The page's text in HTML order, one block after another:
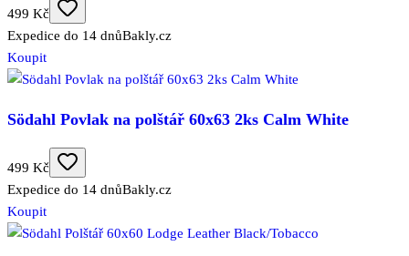
499 Kč
Expedice do 14 dnůBakly.cz
Koupit
Södahl Povlak na polštář 60x63 2ks Calm White
499 Kč
Expedice do 14 dnůBakly.cz
Koupit